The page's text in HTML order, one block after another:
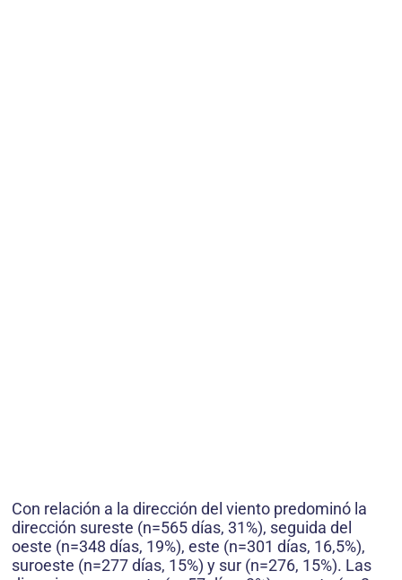
Con relación a la dirección del viento predominó la
dirección sureste (n=565 días, 31%), seguida del
oeste (n=348 días, 19%), este (n=301 días, 16,5%),
suroeste (n=277 días, 15%) y sur (n=276, 15%). Las